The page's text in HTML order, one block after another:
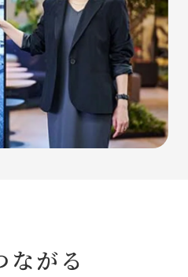
ながる